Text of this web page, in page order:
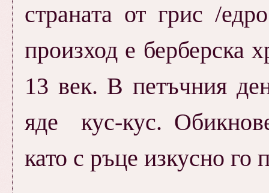
страната от грис /
произход е берберска
13 век. В петъчния
яде кус-кус.
като с ръце изкусно го